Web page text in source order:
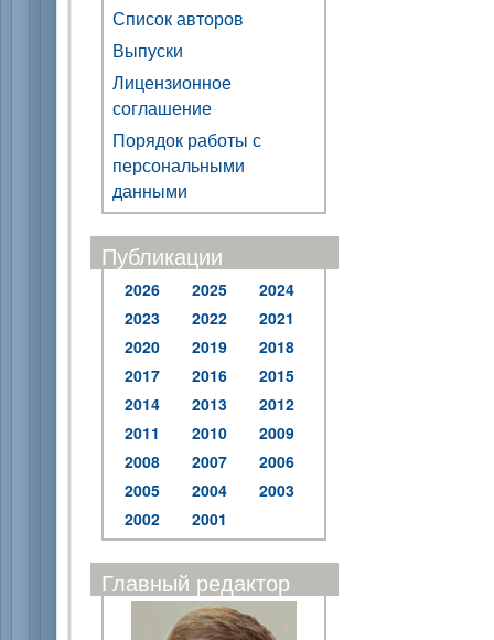
Список авторов
Выпуски
Лицензионное
соглашение
Порядок работы с
персональными
данными
Публикации
2026 2025
2024
2023
2022
2021
2020
2019
2018
2017
2016
2015
2014
2013
2012
2011
2010
2009
2008
2007
2006
2005
2004
2003
2002
2001
Главный редактор